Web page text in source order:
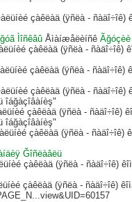
çàêëàä (ÿñëà - ñàäî÷îê)
Ìîñêâû Åìàíæåëèíñê
çàêëàä (ÿñëà - ñàäî÷îê)
çàêëàä (ÿñëà - ñàäî÷îê)
çàêëàä (ÿñëà - ñàäî÷îê)
îáğàçîâàíèş"
çàêëàä (ÿñëà - ñàäî÷îê)
îáğàçîâàíèş"
çàêëàä (ÿñëà - ñàäî÷îê)
Ğîñëàâëü
çàêëàä (ÿñëà - ñàäî÷îê)
çàêëàä (ÿñëà - ñàäî÷îê)